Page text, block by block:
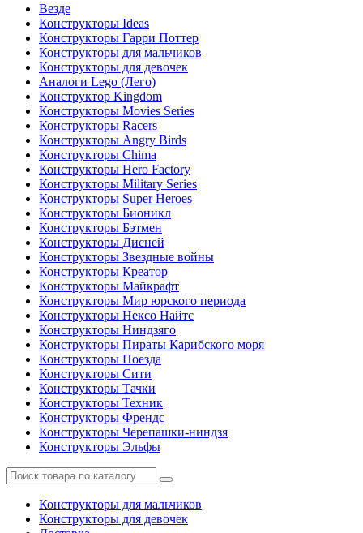
Везде
Конструкторы Ideas
Конструкторы Гарри Поттер
Конструкторы для мальчиков
Конструкторы для девочек
Аналоги Lego (Лего)
Конструктор Kingdom
Конструкторы Movies Series
Конструкторы Racers
Конструкторы Angry Birds
Конструкторы Chima
Конструкторы Hero Factory
Конструкторы Military Series
Конструкторы Super Heroes
Конструкторы Бионикл
Конструкторы Бэтмен
Конструкторы Дисней
Конструкторы Звездные войны
Конструкторы Креатор
Конструкторы Майкрафт
Конструкторы Мир юрского периода
Конструкторы Нексо Найтс
Конструкторы Ниндзяго
Конструкторы Пираты Карибского моря
Конструкторы Поезда
Конструкторы Сити
Конструкторы Тачки
Конструкторы Техник
Конструкторы Френдс
Конструкторы Черепашки-ниндзя
Конструкторы Эльфы
Конструкторы для мальчиков
Конструкторы для девочек